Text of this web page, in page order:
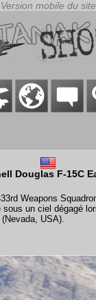
Douglas F-15C
Weapons
un ciel dégagé
USA).